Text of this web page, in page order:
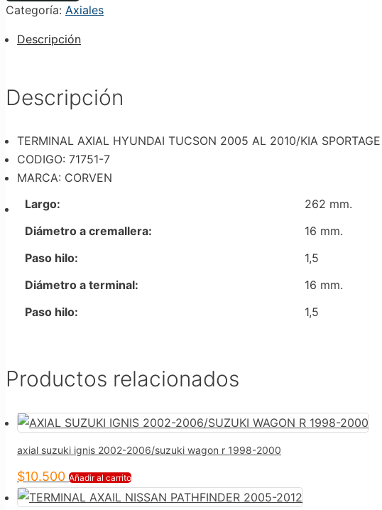
Categoría: Axiales
Descripción
Descripción
TERMINAL AXIAL HYUNDAI TUCSON 2005 AL 2010/KIA
CODIGO: 71751-7
MARCA: CORVEN
Largo:
262 mm.
Diámetro a cremallera:
16 mm.
Paso hilo:
1,5
Diámetro a terminal:
16 mm.
Paso hilo:
1,5
Productos relacionados
axial suzuki ignis 2002-2006/suzuki wagon r 1998-2000
$10.500 Añadir al carrito